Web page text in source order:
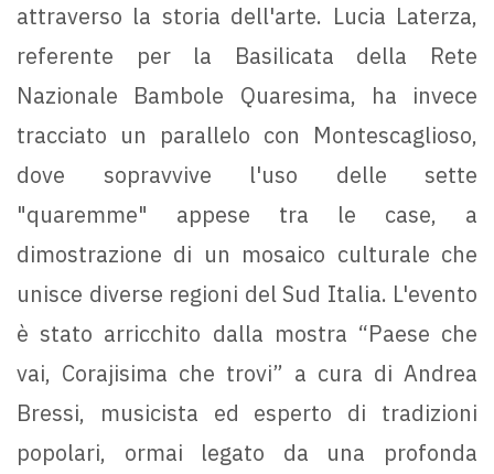
attraverso la storia dell'arte. Lucia Laterza,
referente per la Basilicata della Rete
Nazionale Bambole Quaresima, ha invece
tracciato un parallelo con Montescaglioso,
dove sopravvive l'uso delle sette
"quaremme" appese tra le case, a
dimostrazione di un mosaico culturale che
unisce diverse regioni del Sud Italia. L'evento
è stato arricchito dalla mostra “Paese che
vai, Corajisima che trovi” a cura di Andrea
Bressi, musicista ed esperto di tradizioni
popolari, ormai legato da una profonda